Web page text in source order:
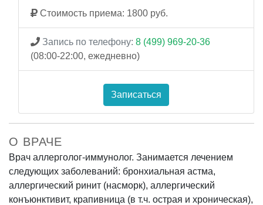
Стоимость приема: 1800 руб.
Запись по телефону: 8 (499) 969-20-36
(08:00-22:00, ежедневно)
Записаться
О ВРАЧЕ
Врач аллерголог-иммунолог. Занимается лечением
следующих заболеваний: бронхиальная астма,
аллергический ринит (насморк), аллергический
конъюнктивит, крапивница (в т.ч. острая и хроническая),